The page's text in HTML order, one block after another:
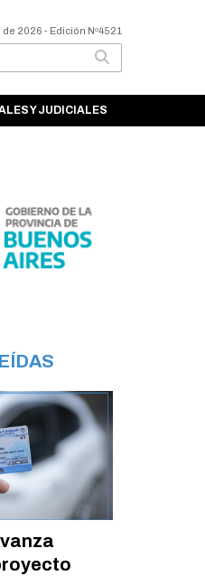
de 2026 - Edición Nº4521
Y JUDICIALES